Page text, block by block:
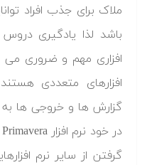
ملاک برای جذب افراد
باشد لذا یادگیری
افزاری مهم و ضروری می
افزارهای متعددی
گزارش ها و خروجی ها